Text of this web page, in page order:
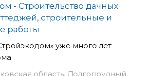
- Строительство дачных
строительные и
работы
уже много лет
область, Долгопрудный,